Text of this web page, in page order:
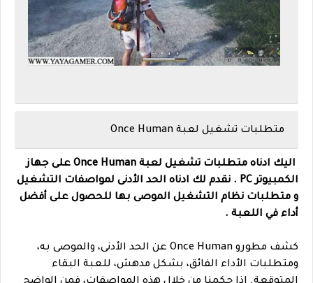
متطلبات تشغيل لعبة Once Human
اليك ادناه متطلبات تشغيل لعبة Once Human على جهاز
الكمبيوتر PC . نقدم لك ادناه الحد الأدنى لمواصفات التشغيل
و متطلبات نظام التشغيل الموصى بها للحصول على أفضل
أداء في اللعبة .
كشف مطورو Once Human عن الحد الأدنى، والموصى به،
ومتطلبات الأداء الفائق، بشكل مدهش، للعبة البقاء